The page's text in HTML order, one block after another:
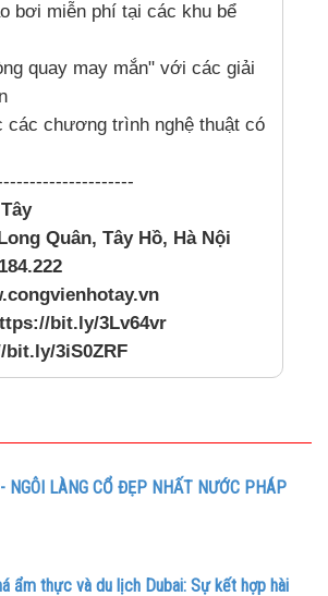
bơi miễn phí tại các khu bể
quay may mắn" với các giải
chương trình nghệ thuật có
Quân, Tây Hồ, Hà Nội
bit.ly/3Lv64vr
3iS0ZRF
NGÔI LÀNG CỔ ĐẸP NHẤT NƯỚC PHÁP
ẩm thực và du lịch Dubai: Sự kết hợp hài